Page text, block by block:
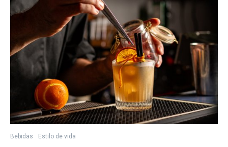
Bebidas Estilo de vida